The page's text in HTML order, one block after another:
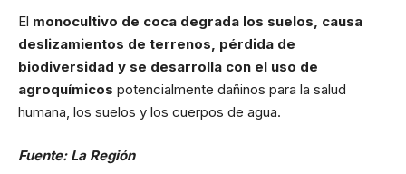
El monocultivo de coca degrada los suelos, causa
deslizamientos de terrenos, pérdida de
biodiversidad y se desarrolla con el uso de
agroquímicos potencialmente dañinos para la salud
humana, los suelos y los cuerpos de agua.
Fuente: La Región